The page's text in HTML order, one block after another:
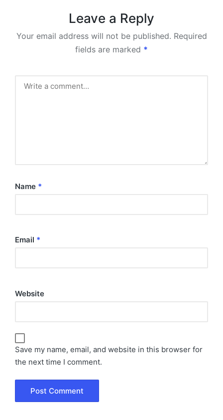
Leave a Reply
Your email address will not be published. Required
fields are marked *
Name *
Email *
Website
Save my name, email, and website in this browser for
the next time I comment.